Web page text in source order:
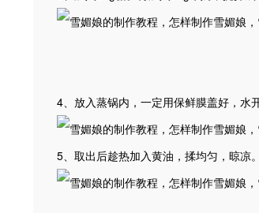
4、放入蒸锅内，一定用保鲜膜盖好，水
5、取出后趁热加入黄油，揉均匀，晾凉